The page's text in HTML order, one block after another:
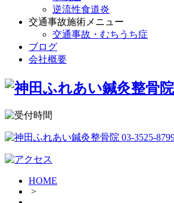
逆流性食道炎
交通事故施術メニュー
交通事故・むちうち症
ブログ
会社概要
HOME
>